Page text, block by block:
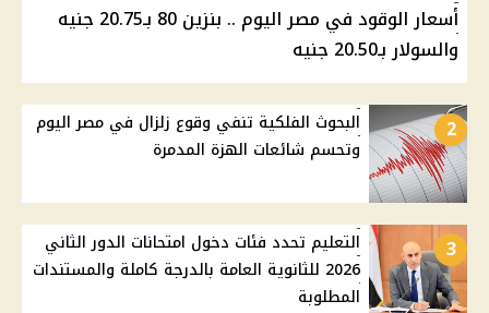
أسعار الوقود في مصر اليوم .. بنزين 80 بـ20.75 جنيه
والسولار بـ20.50 جنيه
2
البحوث الفلكية تنفي وقوع زلزال في مصر اليوم
وتحسم شائعات الهزة المدمرة
3
التعليم تحدد فئات دخول امتحانات الدور الثاني
2026 للثانوية العامة بالدرجة كاملة والمستندات
المطلوبة